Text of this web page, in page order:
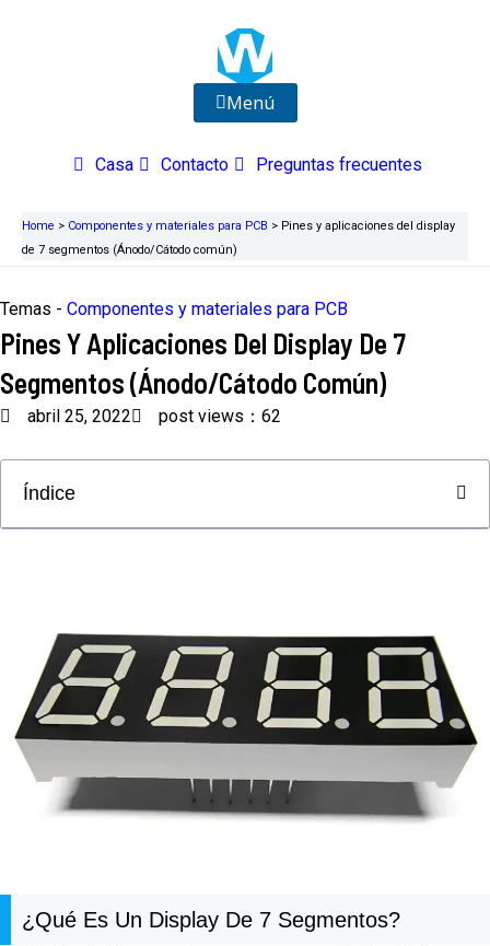
Menú
Casa Contacto Preguntas frecuentes
Home > Componentes y materiales para PCB > Pines y aplicaciones del display
de 7 segmentos (Ánodo/Cátodo común)
Temas - Componentes y materiales para PCB
Pines Y Aplicaciones Del Display De 7
Segmentos (Ánodo/Cátodo Común)
abril 25, 2022 post views：62
Índice
¿Qué Es Un Display De 7 Segmentos?